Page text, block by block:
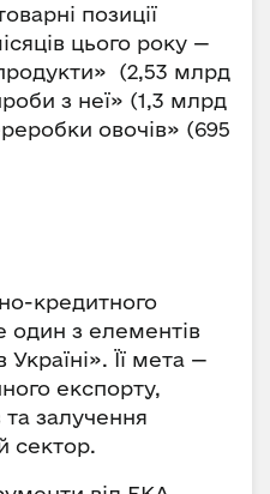
позиції
цього року —
(2,53 млрд
з неї» (1,3 млрд
овочів» (695
кредитного
один з елементів
Її мета —
експорту,
залучення
сектор.